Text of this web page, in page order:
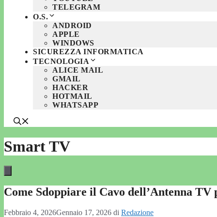
TELEGRAM
O.S.
ANDROID
APPLE
WINDOWS
SICUREZZA INFORMATICA
TECNOLOGIA
ALICE MAIL
GMAIL
HACKER
HOTMAIL
WHATSAPP
Smart TV
Come Sdoppiare il Cavo dell’Antenna
Febbraio 4, 2026Gennaio 17, 2026 di Redazione